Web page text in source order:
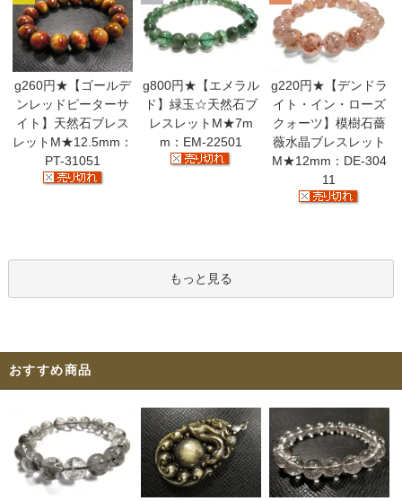
g260円★【ゴールデ
ンレッドピーターサ
イト】天然石ブレス
レットM★12.5mm：
PT-31051
g800円★【エメラル
ド】緑玉☆天然石ブ
レスレットM★7m
m：EM-22501
g220円★【デンドラ
イト・イン・ローズ
クォーツ】模樹石薔
薇水晶ブレスレット
M★12mm：DE-304
11
もっと見る
おすすめ商品